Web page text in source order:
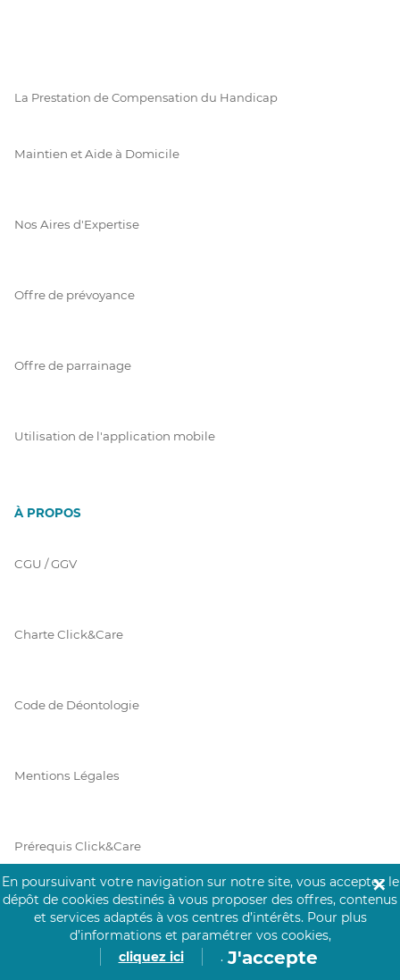
La Prestation de Compensation du Handicap
Maintien et Aide à Domicile
Nos Aires d'Expertise
Offre de prévoyance
Offre de parrainage
Utilisation de l'application mobile
À PROPOS
CGU / GGV
Charte Click&Care
Code de Déontologie
Mentions Légales
Prérequis Click&Care
Protection des Données
En poursuivant votre navigation sur notre site, vous acceptez le
dépôt de cookies destinés à vous proposer des offres, contenus
et services adaptés à vos centres d’intérêts. Pour plus
d’informations et paramétrer vos cookies,
cliquez ici
. J'accepte
✕